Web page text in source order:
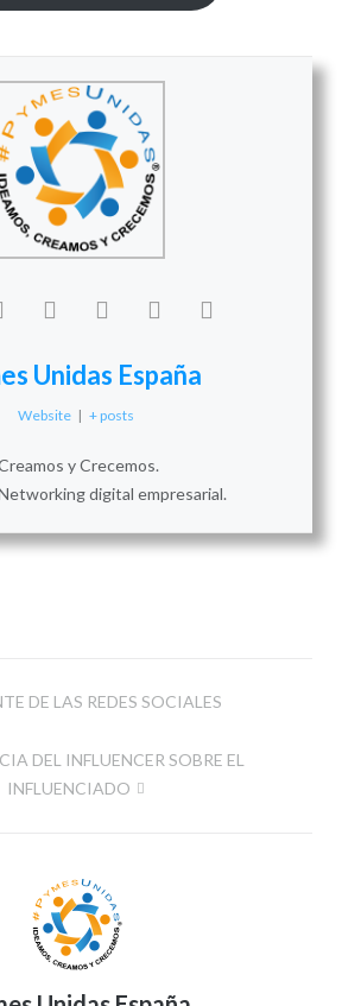
Unidas España
Website | + posts
y Crecemos.
digital empresarial.
DE LAS REDES SOCIALES
DEL INFLUENCER SOBRE EL
INFLUENCIADO